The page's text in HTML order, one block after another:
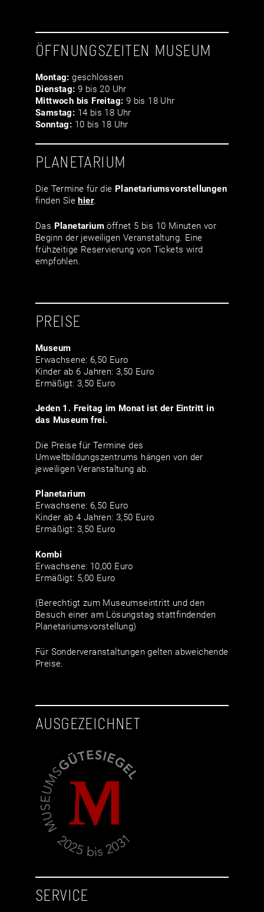
ÖFFNUNGSZEITEN MUSEUM
Montag: geschlossen
Dienstag: 9 bis 20 Uhr
Mittwoch bis Freitag: 9 bis 18 Uhr
Samstag: 14 bis 18 Uhr
Sonntag: 10 bis 18 Uhr
PLANETARIUM
Die Termine für die Planetariumsvor­stellungen
finden Siehier.
Das Planetarium öffnet 5 bis 10 Minuten vor
Beginn der jeweiligen Veranstaltung. Eine
frühzeitige Reservierung von Tickets wird
empfohlen.
PREISE
Museum
Erwachsene: 6,50 Euro
Kinder ab 6 Jahren: 3,50 Euro
Ermäßigt: 3,50 Euro
Jeden 1. Freitag im Monat ist der Eintritt in
das Museum frei.
Die Preise für Termine des
Umweltbildungszentrums hängen von der
jeweiligen Veranstaltung ab.
Planetarium
Erwachsene: 6,50 Euro
Kinder ab 4 Jahren: 3,50 Euro
Ermäßigt: 3,50 Euro
Kombi
Erwachsene: 10,00 Euro
Ermäßigt: 5,00 Euro
(Berechtigt zum Museumseintritt und den
Besuch einer am Lösungstag stattfindenden
Planetariumsvorstellung)
Für Sonderveranstaltungen gelten abweichende
Preise.
AUSGEZEICHNET
SERVICE